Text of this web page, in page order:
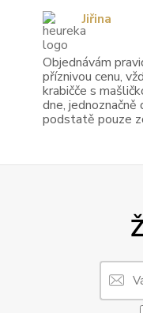
Objednávám
příznivou cenu,
krabičče s
dne, jednoznačně
podstatě pouze
Jiřina